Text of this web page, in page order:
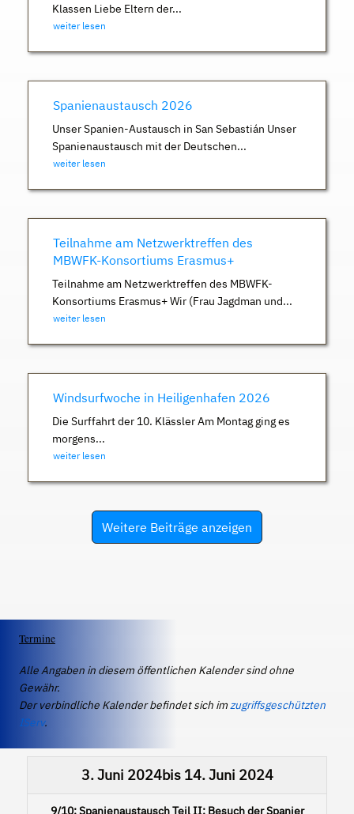
Klassen Liebe Eltern der...
weiter lesen
Spanienaustausch 2026
Unser Spanien-Austausch in San Sebastián Unser
Spanienaustausch mit der Deutschen...
weiter lesen
Teilnahme am Netzwerktreffen des
MBWFK-Konsortiums Erasmus+
Teilnahme am Netzwerktreffen des MBWFK-
Konsortiums Erasmus+ Wir (Frau Jagdman und...
weiter lesen
Windsurfwoche in Heiligenhafen 2026
Die Surffahrt der 10. Klässler Am Montag ging es
morgens...
weiter lesen
Weitere Beiträge anzeigen
Termine
Alle Angaben in diesem öffentlichen Kalender sind ohne
Gewähr.
Der verbindliche Kalender befindet sich imzugriffsgeschützten
IServ.
3. Juni 2024bis 14. Juni 2024
9/10: Spanienaustausch Teil II: Besuch der Spanier